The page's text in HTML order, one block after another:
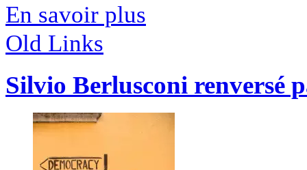
En savoir plus
Old Links
Silvio Berlusconi renversé